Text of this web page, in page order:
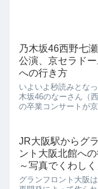
乃木坂46西野七
公演、京セラド
への行き方
いよいよ秒読みとな
木坂46のなーさん（西
の卒業コンサートが京
公演に期待が高まりま
このページでは全国か
ドーム大阪に向かうフ
めに行き...
JR大阪駅からグ
ント大阪北館へ
～写真でくわし
グランフロント大阪